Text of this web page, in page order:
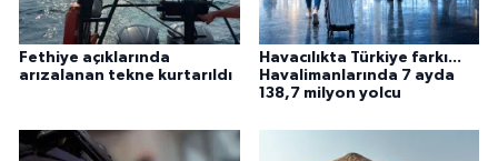
Fethiye açıklarında
arızalanan tekne kurtarıldı
Havacılıkta Türkiye farkı...
Havalimanlarında 7 ayda
138,7 milyon yolcu